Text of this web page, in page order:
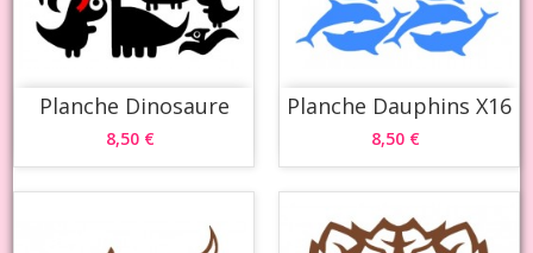
Planche Dinosaure
8,50 €
Planche Dauphins X16
8,50 €